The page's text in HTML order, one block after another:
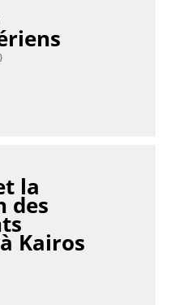
la
des
Kairos